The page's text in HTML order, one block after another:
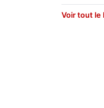
Voir tout le